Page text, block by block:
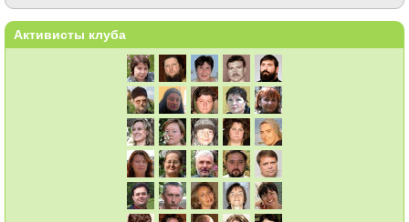
Активисты клуба